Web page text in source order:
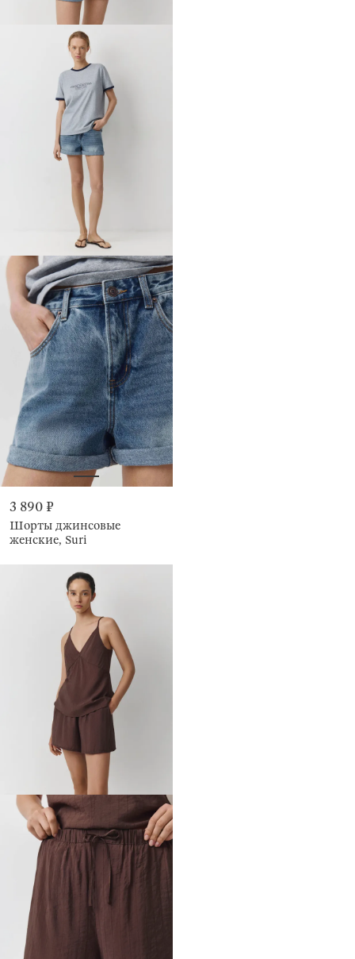
3 890 ₽
Шорты джинсовые
женские, Suri